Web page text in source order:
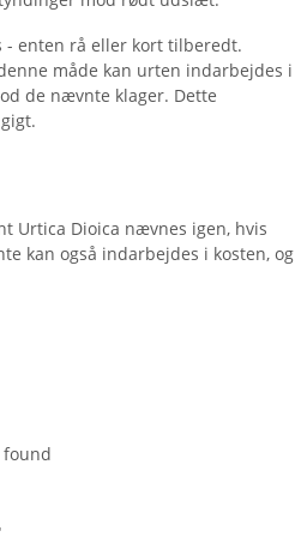
- enten rå eller kort tilberedt.
måde kan urten indarbejdes i
de nævnte klager. Dette
Urtica Dioica nævnes igen, hvis
kan også indarbejdes i kosten, og
found